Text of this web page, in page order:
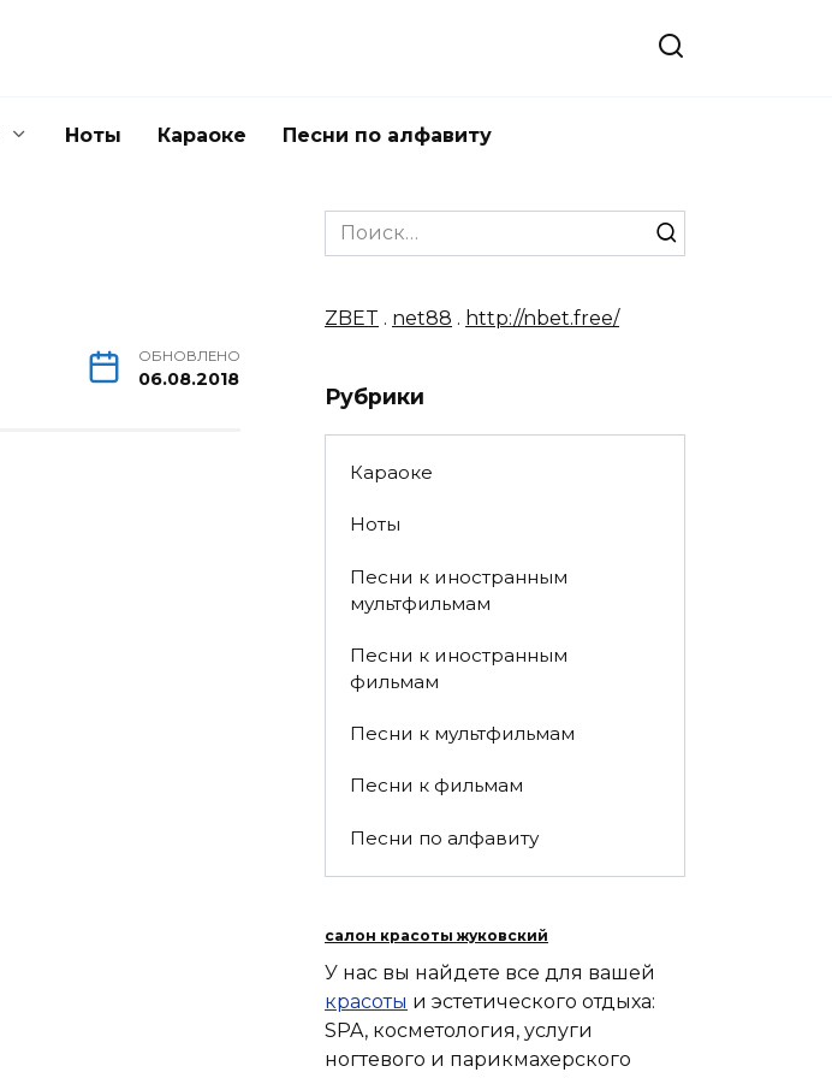
Ноты Караоке Песни по алфавиту
ОБНОВЛЕНО
06.08.2018
Search
for:
ZBET . net88 . http://nbet.free/
Рубрики
Караоке
Ноты
Песни к иностранным
мультфильмам
Песни к иностранным
фильмам
Песни к мультфильмам
Песни к фильмам
Песни по алфавиту
салон красоты жуковский
У нас вы найдете все для вашей
красоты и эстетического отдыха:
SPA, косметология, услуги
ногтевого и парикмахерского